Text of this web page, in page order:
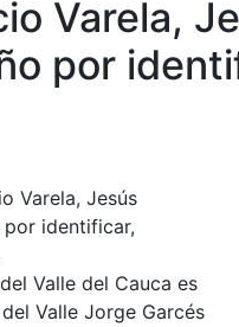
Varela,
por
Varela, Jesús
por identificar,
Valle del Cauca es
Valle Jorge Garcés